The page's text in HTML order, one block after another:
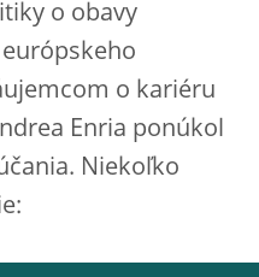
o obavy
o kariéru
Enria ponúkol
Niekoľko